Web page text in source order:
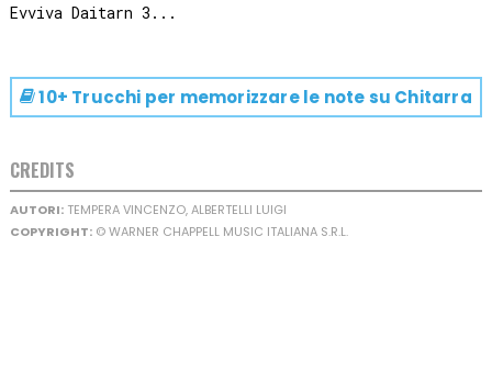
10+ Trucchi per memorizzare le note su Chitarra
CREDITS
AUTORI:TEMPERA VINCENZO, ALBERTELLI LUIGI
COPYRIGHT:© WARNER CHAPPELL MUSIC ITALIANA S.R.L.